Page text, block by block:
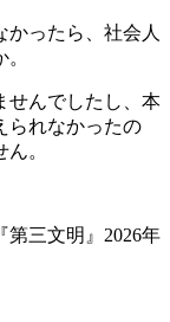
ったら、社会人
せんでしたし、本
られなかったの
。
第三文明』2026年